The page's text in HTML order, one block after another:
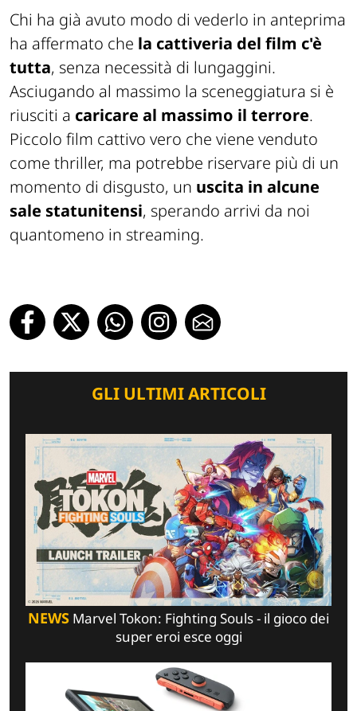
Chi ha già avuto modo di vederlo in anteprima
ha affermato che la cattiveria del film c'è
tutta, senza necessità di lungaggini.
Asciugando al massimo la sceneggiatura si è
riusciti a caricare al massimo il terrore.
Piccolo film cattivo vero che viene venduto
come thriller, ma potrebbe riservare più di un
momento di disgusto, un uscita in alcune
sale statunitensi, sperando arrivi da noi
quantomeno in streaming.
GLI ULTIMI ARTICOLI
NEWS Marvel Tokon: Fighting Souls - il gioco dei
super eroi esce oggi